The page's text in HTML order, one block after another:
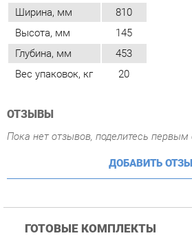
ОТЗЫВЫ
Пока нет отзывов, поделитесь первым
ДОБАВИТЬ ОТЗЫВ
ГОТОВЫЕ КОМПЛЕКТЫ